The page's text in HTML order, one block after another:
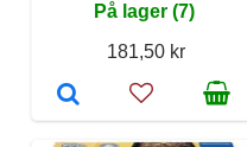
På lager (7)
181,50 kr